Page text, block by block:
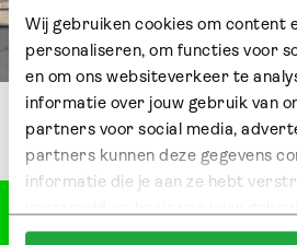
Wij gebruiken cookies om content
personaliseren, om functies voor
en om ons websiteverkeer te
informatie over jouw gebruik van
partners voor social media,
partners kunnen deze gegevens
informatie die je aan ze hebt
Klik hier voor meer informatie